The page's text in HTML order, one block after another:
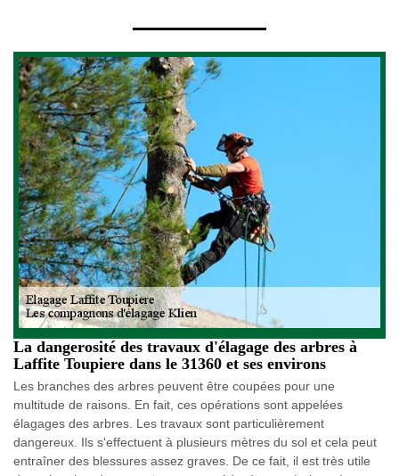
La dangerosité des travaux d'élagage des arbres à
Laffite Toupiere dans le 31360 et ses environs
Les branches des arbres peuvent être coupées pour une
multitude de raisons. En fait, ces opérations sont appelées
élagages des arbres. Les travaux sont particulièrement
dangereux. Ils s'effectuent à plusieurs mètres du sol et cela peut
entraîner des blessures assez graves. De ce fait, il est très utile